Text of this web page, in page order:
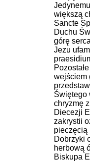
większą
Sancte
Duchu
górę
Jezu
wejściem
Świętego
chryzmę
Diecezji
zakrystii
pieczęcią
Dobrzyki
herbową
Biskupa